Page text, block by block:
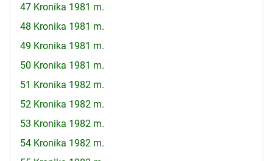
47 Kronika 1981 m.
48 Kronika 1981 m.
49 Kronika 1981 m.
50 Kronika 1981 m.
51 Kronika 1982 m.
52 Kronika 1982 m.
53 Kronika 1982 m.
54 Kronika 1982 m.